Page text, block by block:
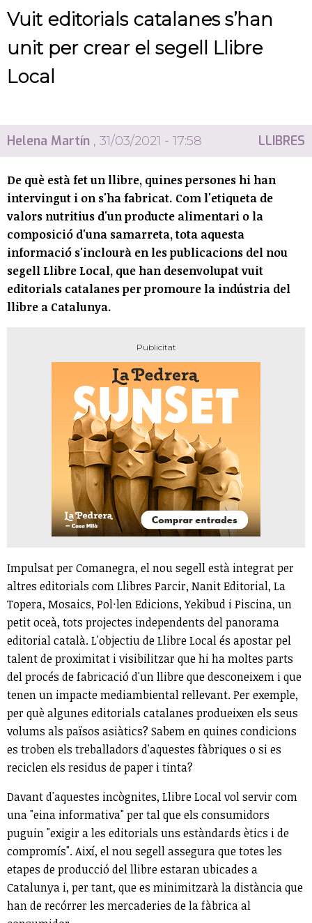
Vuit editorials catalanes s’han
unit per crear el segell Llibre
Local
Helena Martín , 31/03/2021 - 17:58 LLIBRES
De què està fet un llibre, quines persones hi han
intervingut i on s'ha fabricat. Com l'etiqueta de
valors nutritius d'un producte alimentari o la
composició d'una samarreta, tota aquesta
informació s'inclourà en les publicacions del nou
segell Llibre Local, que han desenvolupat vuit
editorials catalanes per promoure la indústria del
llibre a Catalunya.
Impulsat per Comanegra, el nou segell està integrat per
altres editorials com Llibres Parcir, Nanit Editorial, La
Topera, Mosaics, Pol·len Edicions, Yekibud i Piscina, un
petit oceà, tots projectes independents del panorama
editorial català. L'objectiu de Llibre Local és apostar pel
talent de proximitat i visibilitzar que hi ha moltes parts
del procés de fabricació d'un llibre que desconeixem i que
tenen un impacte mediambiental rellevant. Per exemple,
per què algunes editorials catalanes produeixen els seus
volums als països asiàtics? Sabem en quines condicions
es troben els treballadors d'aquestes fàbriques o si es
reciclen els residus de paper i tinta?
Davant d'aquestes incògnites, Llibre Local vol servir com
una "eina informativa" per tal que els consumidors
puguin "exigir a les editorials uns estàndards ètics i de
compromís". Així, el nou segell assegura que totes les
etapes de producció del llibre estaran ubicades a
Catalunya i, per tant, que es minimitzarà la distància que
han de recórrer les mercaderies de la fàbrica al